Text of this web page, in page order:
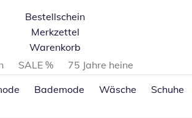
Bestellschein
Merkzettel
Warenkorb
überspringen
SALE %
75 Jahre heine
Bademode Wäsche Schuhe